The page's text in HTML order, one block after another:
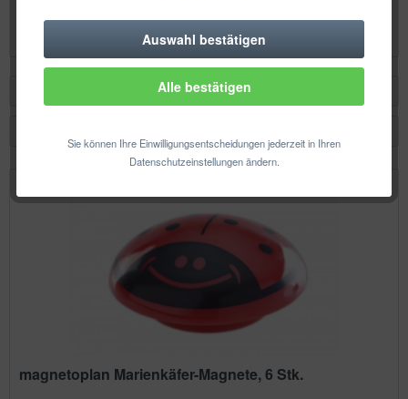
Technisch erforderlich
Komfortfunktionen
Auswahl bestätigen
Alle bestätigen
Sie können Ihre Einwilligungsentscheidungen jederzeit in Ihren
Datenschutzeinstellungen ändern.
magnetoplan Marienkäfer-Magnete, 6 Stk.